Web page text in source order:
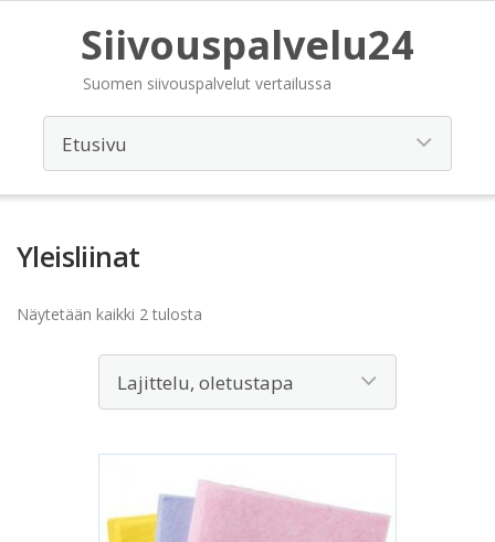
Siivouspalvelu24
Suomen siivouspalvelut vertailussa
Yleisliinat
Näytetään kaikki 2 tulosta